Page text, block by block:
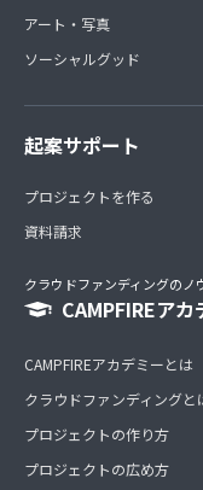
アート・写真
ソーシャルグッド
起案サポート
プロジェクトを作る
資料請求
クラウドファンディングのノ
CAMPFIREアカ
CAMPFIREアカデミーとは
クラウドファンディングと
プロジェクトの作り方
プロジェクトの広め方